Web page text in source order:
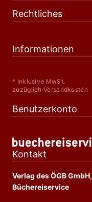
Rechtliches
Informationen
* Inklusive MwSt.
zuzüglich Versandkosten
Benutzerkonto
Kontakt
Verlag des ÖGB GmbH,
Büchereiservice